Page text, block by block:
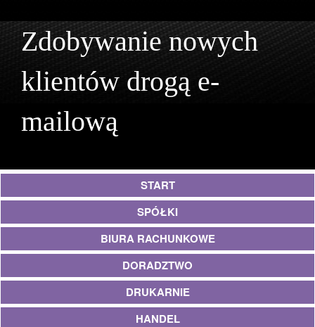
Zdobywanie nowych
klientów drogą e-
mailową
START
SPÓŁKI
BIURA RACHUNKOWE
DORADZTWO
DRUKARNIE
HANDEL